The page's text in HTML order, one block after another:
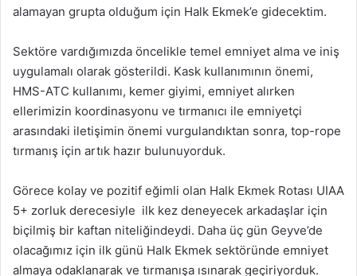
alamayan grupta olduğum için Halk Ekmek’e gidecektim.
Sektöre vardığımızda öncelikle temel emniyet alma ve iniş
uygulamalı olarak gösterildi. Kask kullanımının önemi,
HMS-ATC kullanımı, kemer giyimi, emniyet alırken
ellerimizin koordinasyonu ve tırmanıcı ile emniyetçi
arasındaki iletişimin önemi vurgulandıktan sonra, top-rope
tırmanış için artık hazır bulunuyorduk.
Görece kolay ve pozitif eğimli olan Halk Ekmek Rotası UIAA
5+ zorluk derecesiyle ilk kez deneyecek arkadaşlar için
biçilmiş bir kaftan niteliğindeydi. Daha üç gün Geyve’de
olacağımız için ilk günü Halk Ekmek sektöründe emniyet
almaya odaklanarak ve tırmanışa ısınarak geçiriyorduk.